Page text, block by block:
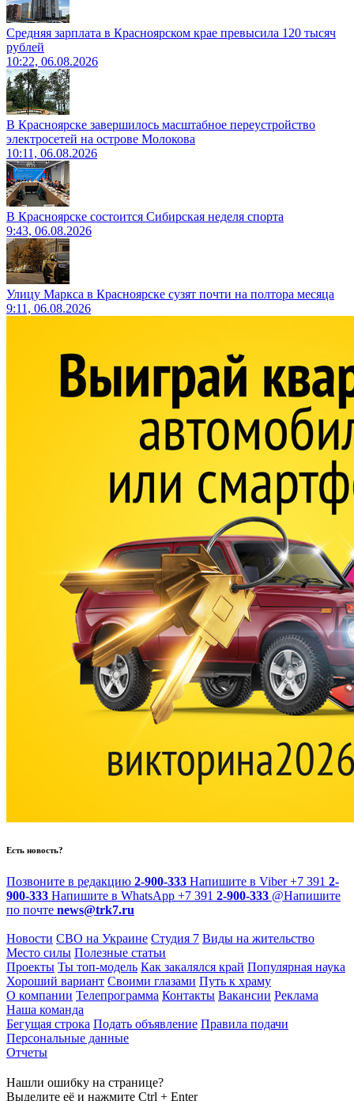
Средняя зарплата в Красноярском крае превысила 120 тысяч
рублей
10:22, 06.08.2026
В Красноярске завершилось масштабное переустройство
электросетей на острове Молокова
10:11, 06.08.2026
В Красноярске состоится Сибирская неделя спорта
9:43, 06.08.2026
Улицу Маркса в Красноярске сузят почти на полтора месяца
9:11, 06.08.2026
Есть новость?
Позвоните в редакцию 2-900-333 Напишите в Viber +7 391 2-
900-333 Напишите в WhatsApp +7 391 2-900-333 @Напишите
по почте news@trk7.ru
Новости СВО на Украине Студия 7 Виды на жительство
Место силы Полезные статьи
Проекты Ты топ-модель Как закалялся край Популярная наука
Хороший вариант Своими глазами Путь к храму
О компании Телепрограмма Контакты Вакансии Реклама
Наша команда
Бегущая строка Подать объявление Правила подачи
Персональные данные
Отчеты
Нашли ошибку на странице?
Выделите её и нажмите Ctrl + Enter